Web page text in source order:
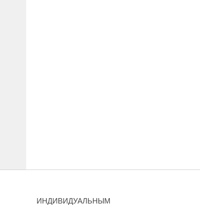
ИНДИВИДУАЛЬНЫМ